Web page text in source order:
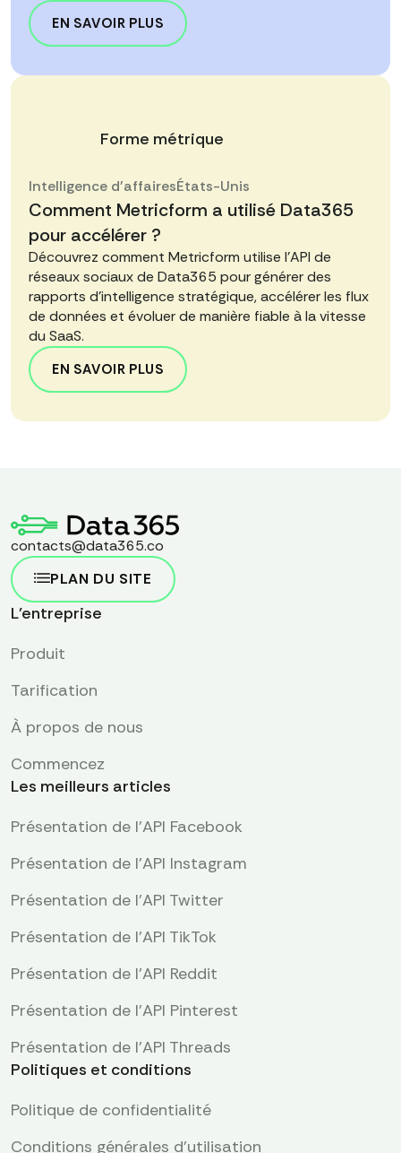
EN SAVOIR PLUS
Comment Metricform a utilisé Data365
pour accélérer ?
Découvrez comment Metricform utilise l'API de
réseaux sociaux de Data365 pour générer des
rapports d'intelligence stratégique, accélérer les flux
de données et évoluer de manière fiable à la vitesse
du SaaS.
EN SAVOIR PLUS
Forme métrique
Intelligence d'affairesÉtats-Unis
contacts@data365.co
PLAN DU SITE
L'entreprise
Produit
Tarification
À propos de nous
Commencez
Les meilleurs articles
Présentation de l'API Facebook
Présentation de l'API Instagram
Présentation de l'API Twitter
Présentation de l'API TikTok
Présentation de l'API Reddit
Présentation de l’API Pinterest
Présentation de l'API Threads
Politiques et conditions
Politique de confidentialité
Conditions générales d'utilisation